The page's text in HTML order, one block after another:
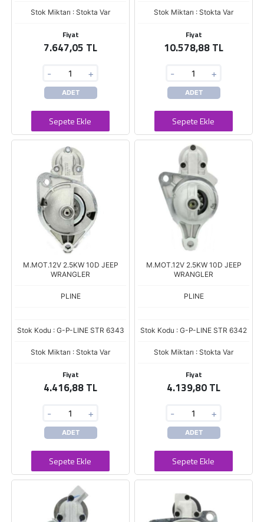
Stok Miktarı : Stokta Var
Fiyat
7.647,05 TL
- +
ADET
Sepete Ekle
Stok Miktarı : Stokta Var
Fiyat
10.578,88 TL
- +
ADET
Sepete Ekle
M.MOT.12V 2.5KW 10D JEEP
WRANGLER
PLINE
Stok Kodu : G-P-LINE STR 6343
Stok Miktarı : Stokta Var
Fiyat
4.416,88 TL
- +
ADET
Sepete Ekle
M.MOT.12V 2.5KW 10D JEEP
WRANGLER
PLINE
Stok Kodu : G-P-LINE STR 6342
Stok Miktarı : Stokta Var
Fiyat
4.139,80 TL
- +
ADET
Sepete Ekle